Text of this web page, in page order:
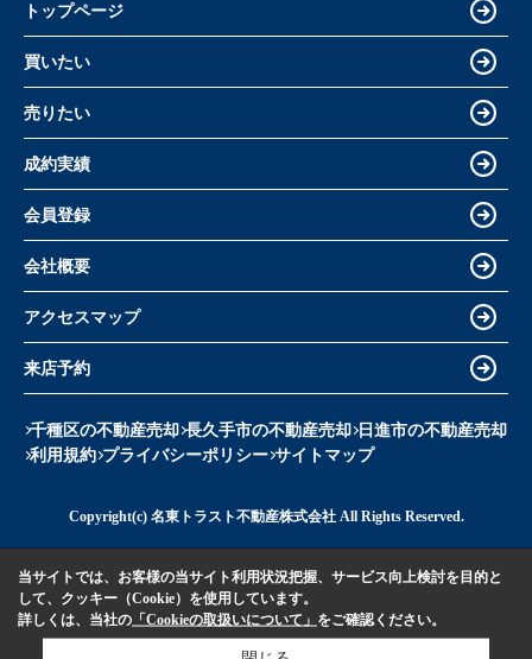
トップページ
買いたい
売りたい
成約実績
会員登録
会社概要
アクセスマップ
来店予約
千種区の不動産売却 長久手市の不動産売却 日進市の不動産売却
利用規約 プライバシーポリシー サイトマップ
Copyright(c) 名東トラスト不動産株式会社 All Rights Reserved.
当サイトでは、お客様の当サイト利用状況把握、サービス向上検討を目的と
して、クッキー（Cookie）を使用しています。
詳しくは、当社の 「Cookieの取扱いについて」 をご確認ください。